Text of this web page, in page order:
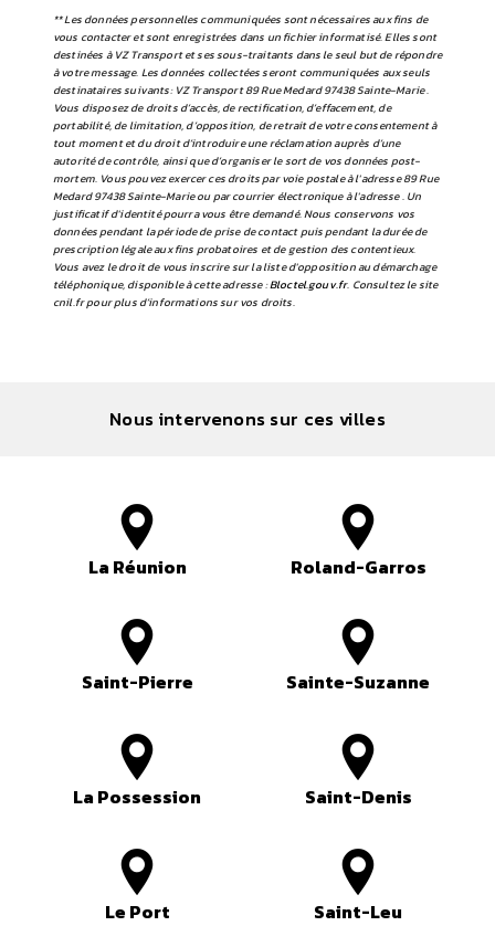
** Les données personnelles communiquées sont nécessaires aux fins de
vous contacter et sont enregistrées dans un fichier informatisé. Elles sont
destinées à VZ Transport et ses sous-traitants dans le seul but de répondre
à votre message. Les données collectées seront communiquées aux seuls
destinataires suivants: VZ Transport 89 Rue Medard 97438 Sainte-Marie .
Vous disposez de droits d’accès, de rectification, d’effacement, de
portabilité, de limitation, d’opposition, de retrait de votre consentement à
tout moment et du droit d’introduire une réclamation auprès d’une
autorité de contrôle, ainsi que d’organiser le sort de vos données post-
mortem. Vous pouvez exercer ces droits par voie postale à l'adresse 89 Rue
Medard 97438 Sainte-Marie ou par courrier électronique à l'adresse . Un
justificatif d'identité pourra vous être demandé. Nous conservons vos
données pendant la période de prise de contact puis pendant la durée de
prescription légale aux fins probatoires et de gestion des contentieux.
Vous avez le droit de vous inscrire sur la liste d'opposition au démarchage
téléphonique, disponible à cette adresse :Bloctel.gouv.fr. Consultez le site
cnil.fr pour plus d’informations sur vos droits.
Nous intervenons sur ces villes
La Réunion Roland-Garros
Saint-Pierre Sainte-Suzanne
La Possession Saint-Denis
Le Port Saint-Leu